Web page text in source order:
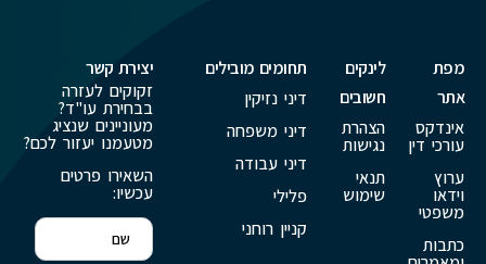
מפת
אתר
אינדקס
עורכי דין
ערוץ
וידאו
משפטי
כתבות
לינקים
חשובים
הצהרת
נגישות
תנאי
שימוש
תחומים מובילים
דיני נזיקין
דיני משפחה
דיני עבודה
פלילי
קניין רוחני
יצירת קשר
זקוקים לעזרה
בבחירת עו"ד?
מעוניינים שנציג
מטעמנו יעזור לכם?
השאירו פרטים
עכשיו: